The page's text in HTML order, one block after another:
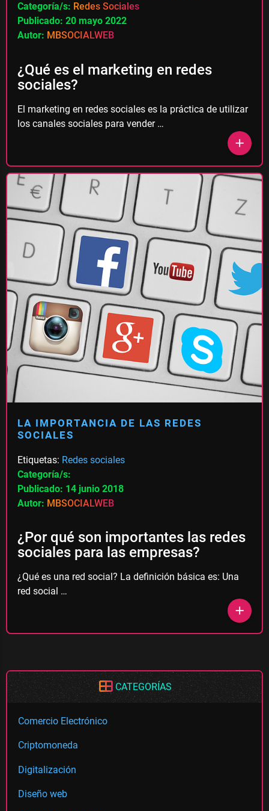
Categoría/s: Redes Sociales
Publicado: 20 mayo 2022
Autor: MBSOCIALWEB
¿Qué es el marketing en redes
sociales?
El marketing en redes sociales es la práctica de utilizar
los canales sociales para vender …
add
LA IMPORTANCIA DE LAS REDES
SOCIALES
Etiquetas: Redes sociales
Categoría/s:
Publicado: 14 junio 2018
Autor: MBSOCIALWEB
¿Por qué son importantes las redes
sociales para las empresas?
¿Qué es una red social? La definición básica es: Una
red social …
add
CATEGORÍAS
Comercio Electrónico
Criptomoneda
Digitalización
Diseño web